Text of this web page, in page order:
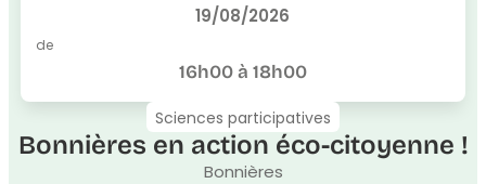
19/08/2026
de
16h00 à 18h00
Sciences participatives
Bonnières en action éco-citoyenne !
Bonnières